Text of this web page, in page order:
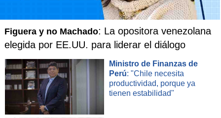
Figuera y no Machado: La opositora venezolana
elegida por EE.UU. para liderar el diálogo
Ministro de Finanzas de
Perú: "Chile necesita
productividad, porque ya
tienen estabilidad"